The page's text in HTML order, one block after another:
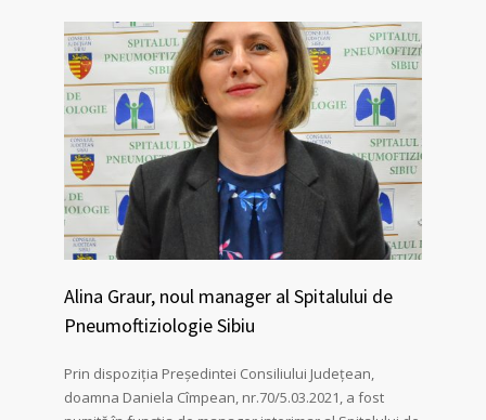
Alina Graur, noul manager al Spitalului de
Pneumoftiziologie Sibiu
Prin dispoziția Președintei Consiliului Județean,
doamna Daniela Cîmpean, nr.70/5.03.2021, a fost